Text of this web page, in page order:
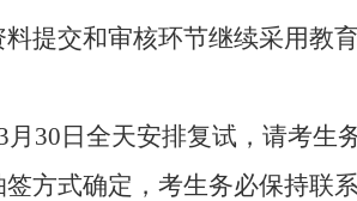
提交和审核环节继续采用教
月 30 日全天安排复试，请考生
方式确定，考生务必保持联